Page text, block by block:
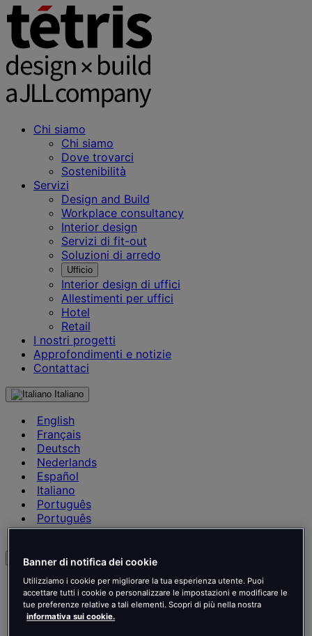
Chi siamo
Chi siamo
Dove trovarci
Sostenibilità
Servizi
Design and Build
Workplace consultancy
Interior design
Servizi di fit-out
Soluzioni di arredo
Ufficio
Interior design di uffici
Allestimenti per uffici
Hotel
Retail
I nostri progetti
Approfondimenti e notizie
Contattaci
Italiano
English
Français
Deutsch
Nederlands
Español
Italiano
Português
Português
Polski
English
Français
Deutsch
Nederlands
Banner di notifica dei cookie
Utilizziamo i cookie per migliorare la tua esperienza utente. Puoi
accettare tutti i cookie o personalizzare le impostazioni e modificare le
tue preferenze relative a tali elementi. Scopri di più nella nostra
informativa sui cookie.